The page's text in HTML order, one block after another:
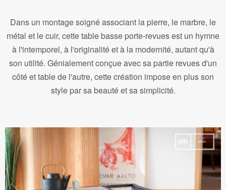
Dans un montage soigné associant la pierre, le marbre, le
métal et le cuir, cette table basse porte-revues est un hymne
à l'intemporel, à l'originalité et à la modernité, autant qu'à
son utilité. Génialement conçue avec sa partie revues d'un
côté et table de l'autre, cette création impose en plus son
style par sa beauté et sa simplicité.